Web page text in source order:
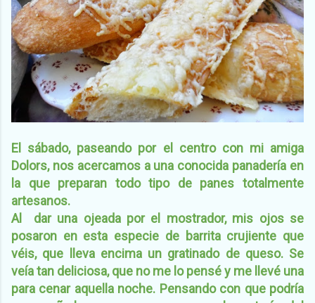
El sábado, paseando por el centro con mi amiga
Dolors, nos acercamos a una conocida panadería en
la que preparan todo tipo de panes totalmente
artesanos.
Al dar una ojeada por el mostrador, mis ojos se
posaron en esta especie de barrita crujiente que
véis, que lleva encima un gratinado de queso. Se
veía tan deliciosa, que no me lo pensé y me llevé una
para cenar aquella noche. Pensando con que podría